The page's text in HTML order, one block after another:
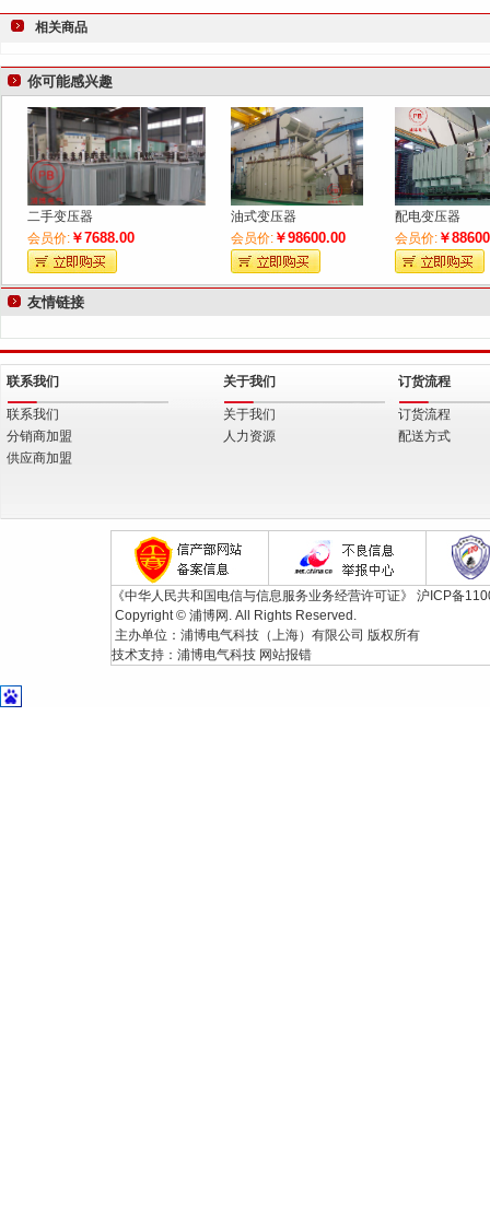
相关商品
你可能感兴趣
二手变压器
会员价:￥7688.00
油式变压器
会员价: ￥98600.00
配电变压器
会员价: ￥
友情链接
联系我们
联系我们
分销商加盟
供应商加盟
关于我们
关于我们
人力资源
订货流程
订货流程
配送方式
《中华人民共和国电信与信息服务业务经营许可证》 沪ICP备
Copyright © 浦博网. All Rights Reserved.
主办单位：浦博电气科技（上海）有限公司 版权所有
技术支持： 浦博电气科技 网站报错